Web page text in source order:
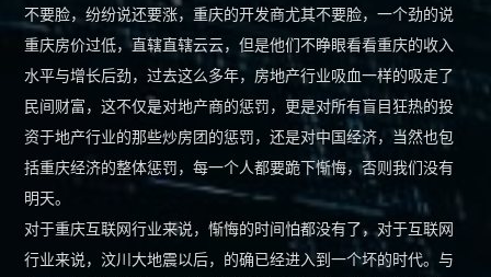
不要脸，纷纷说还要涨，重庆的开发商尤其不要脸，一个劲的说
重庆房价过低，直辖直辖云云，但是他们不睁眼看看重庆的收入
水平与增长后劲，过去这么多年，房地产行业吸血一样的吸走了
民间财富，这不仅是对地产商的惩罚，更是对所有盲目狂热的投
资于地产行业的那些炒房团的惩罚，还是对中国经济，当然也包
括重庆经济的整体惩罚，每一个人都要跪下惭悔，否则我们没有
明天。
对于重庆互联网行业来说，惭悔的时间怕都没有了，对于互联网
行业来说，汶川大地震以后，的确已经进入到一个坏的时代。与